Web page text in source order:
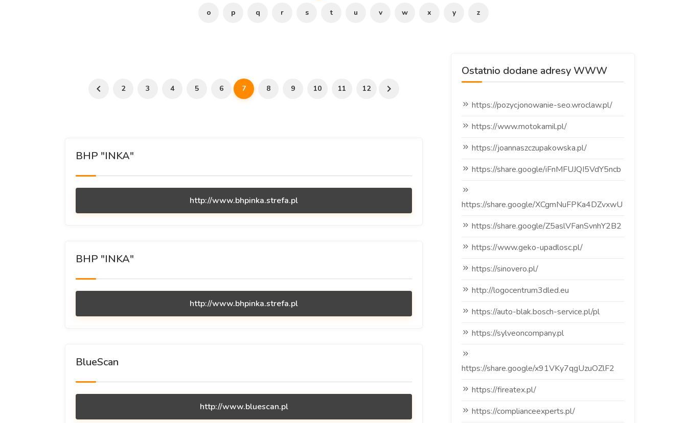
o p q r s t u v w x y z
2 3 4 5 6 7 8 9 10 11 12
BHP "INKA"
http://www.bhpinka.strefa.pl
BHP "INKA"
http://www.bhpinka.strefa.pl
BlueScan
http://www.bluescan.pl
Ostatnio dodane adresy WWW
https://pozycjonowanie-seo.wroclaw.pl/
https://www.motokamil.pl/
https://joannaszczupakowska.pl/
https://share.google/iFnMFUJQI5VdY5ncb
https://share.google/XCgmNuFPKa4DZvxwU
https://share.google/Z5aslVFanSvnhY2B2
https://www.geko-upadlosc.pl/
https://sinovero.pl/
http://logocentrum3dled.eu
https://auto-blak.bosch-service.pl/pl
https://sylveoncompany.pl
https://share.google/x91VKy7qgUzuOZlF2
https://fireatex.pl/
https://complianceexperts.pl/